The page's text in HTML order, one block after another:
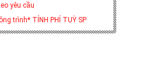
yêu cầu
trình* TÍNH PHÍ TUỲ SP